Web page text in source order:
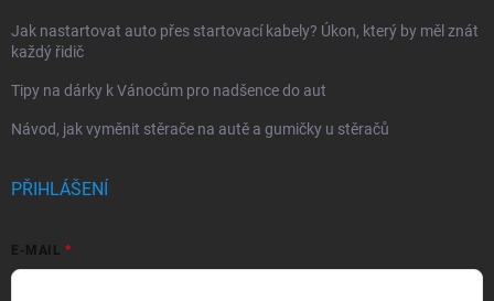
Jak nastartovat auto přes startovací kabely? Úkon, který by měl znát
každý řidič
Tipy na dárky k Vánocům pro nadšence do aut
Návod, jak vyměnit stěrače na autě a gumičky u stěračů
PŘIHLÁŠENÍ
E-MAIL